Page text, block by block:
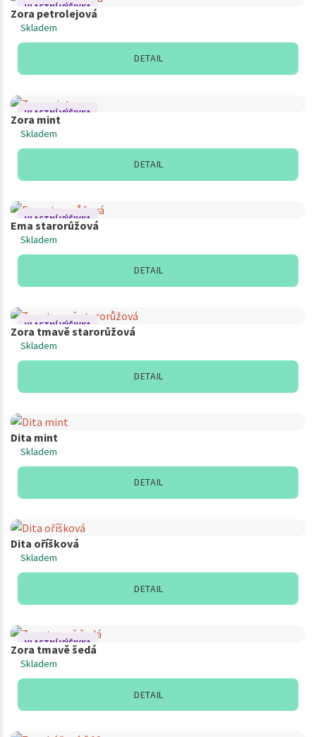
VLASTNÍ VÝŠIVKA
Zora petrolejová
Skladem
DETAIL
VLASTNÍ VÝŠIVKA
Zora mint
Skladem
DETAIL
VLASTNÍ VÝŠIVKA
Ema starorůžová
Skladem
DETAIL
VLASTNÍ VÝŠIVKA
Zora tmavě starorůžová
Skladem
DETAIL
Dita mint
Skladem
DETAIL
Dita oříšková
Skladem
DETAIL
VLASTNÍ VÝŠIVKA
Zora tmavě šedá
Skladem
DETAIL